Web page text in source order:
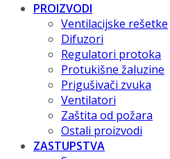
PROIZVODI
Ventilacijske rešetke
Difuzori
Regulatori protoka
Protukišne žaluzine
Prigušivači zvuka
Ventilatori
Zaštita od požara
Ostali proizvodi
ZASTUPSTVA